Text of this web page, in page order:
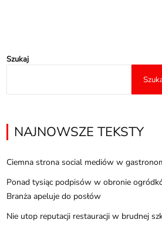
Szukaj
NAJNOWSZE TEKSTY
Ciemna strona social mediów w
Ponad tysiąc podpisów w obronie
Branża apeluje do posłów
Nie utop reputacji restauracji w brudnej